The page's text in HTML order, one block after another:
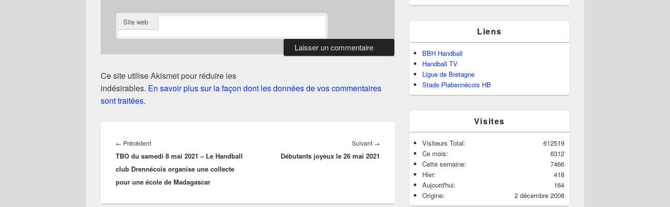
Site web
Ce site utilise Akismet pour réduire les
indésirables. En savoir plus sur la façon dont les données de vos commentaires
sont traitées.
de
l’article
← PrécédentArticle
précédent :
TBO du samedi 8 mai 2021 – Le Handball
club Drennécois organise une collecte
pour une école de Madagascar
Suivant →
Débutants joyeux le 26 mai 2021
Liens
BBH Handball
Handball TV
Ligue de Bretagne
Stade Plabennécois HB
Visites
612519
Visiteurs Total:
6312
Ce mois:
7466
Cette semaine:
418
Hier:
164
Aujourd'hui:
2 décembre 2008
Origine: